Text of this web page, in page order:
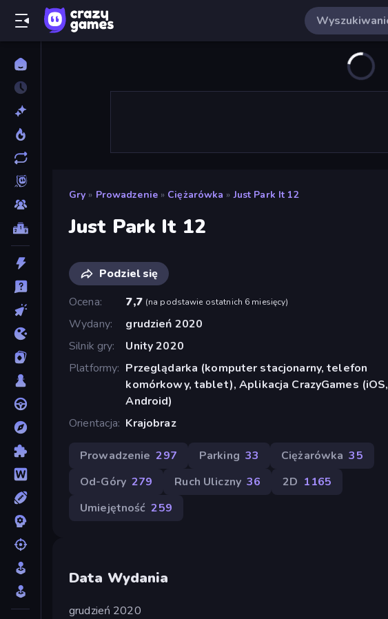
Gry » Prowadzenie » Ciężarówka » Just Park It 12
Just Park It 12
Podziel się
Ocena
7,7 (na podstawie ostatnich 6 miesięcy)
Wydany
grudzień 2020
Silnik gry
Unity 2020
Platformy Przeglądarka (komputer stacjonarny, telefon
komórkowy, tablet), Aplikacja CrazyGames (iOS,
Android)
Orientacja Krajobraz
Prowadzenie 297 Parking 33 Ciężarówka 35
Od-Góry 279 Ruch Uliczny 36 2D 1165
Umiejętność 259
Data Wydania
grudzień 2020